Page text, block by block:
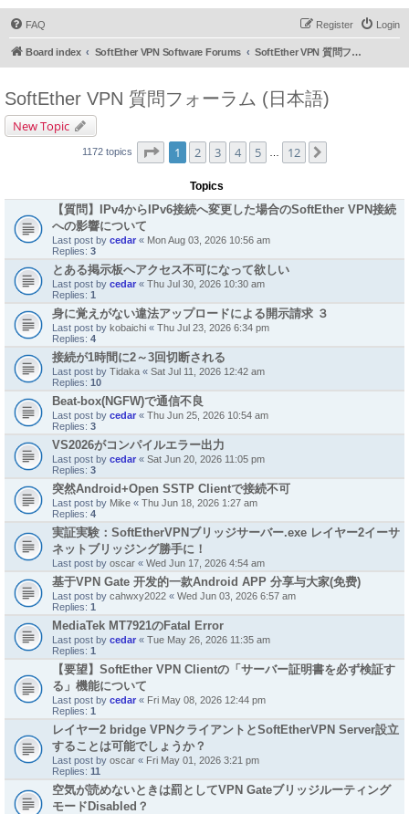
FAQ Login
Register
Board index SoftEther VPN Software Forums SoftEther VPN 質問フォーラム (日本語)
SoftEther VPN 質問フォーラム (日本語)
New Topic
1172 topics Page of 12
1 2 3 4 5 12
Topics
【質問】IPv4からIPv6接続へ変更した場合のSoftEther VPN接続
への影響について
Last post by cedar « Mon Aug 03, 2026 10:56 am
Replies: 3
とある掲示板へアクセス不可になって欲しい
Last post by cedar « Thu Jul 30, 2026 10:30 am
Replies: 1
身に覚えがない違法アップロードによる開示請求 ３
Last post by kobaichi « Thu Jul 23, 2026 6:34 pm
Replies: 4
接続が1時間に2～3回切断される
Last post by Tidaka « Sat Jul 11, 2026 12:42 am
Replies: 10
Beat-box(NGFW)で通信不良
Last post by cedar « Thu Jun 25, 2026 10:54 am
Replies: 3
VS2026がコンパイルエラー出力
Last post by cedar « Sat Jun 20, 2026 11:05 pm
Replies: 3
突然Android+Open SSTP Clientで接続不可
Last post by Mike « Thu Jun 18, 2026 1:27 am
Replies: 4
実証実験：SoftEtherVPNブリッジサーバー.exe レイヤー2イーサ
ネットブリッジング勝手に！
Last post by oscar « Wed Jun 17, 2026 4:54 am
基于VPN Gate 开发的一款Android APP 分享与大家(免费)
Last post by cahwxy2022 « Wed Jun 03, 2026 6:57 am
Replies: 1
MediaTek MT7921のFatal Error
Last post by cedar « Tue May 26, 2026 11:35 am
Replies: 1
【要望】SoftEther VPN Clientの「サーバー証明書を必ず検証す
る」機能について
Last post by cedar « Fri May 08, 2026 12:44 pm
Replies: 1
レイヤー2 bridge VPNクライアントとSoftEtherVPN Server設立
することは可能でしょうか？
Last post by oscar « Fri May 01, 2026 3:21 pm
Replies: 11
空気が読めないときは罰としてVPN Gateブリッジルーティング
モードDisabled？